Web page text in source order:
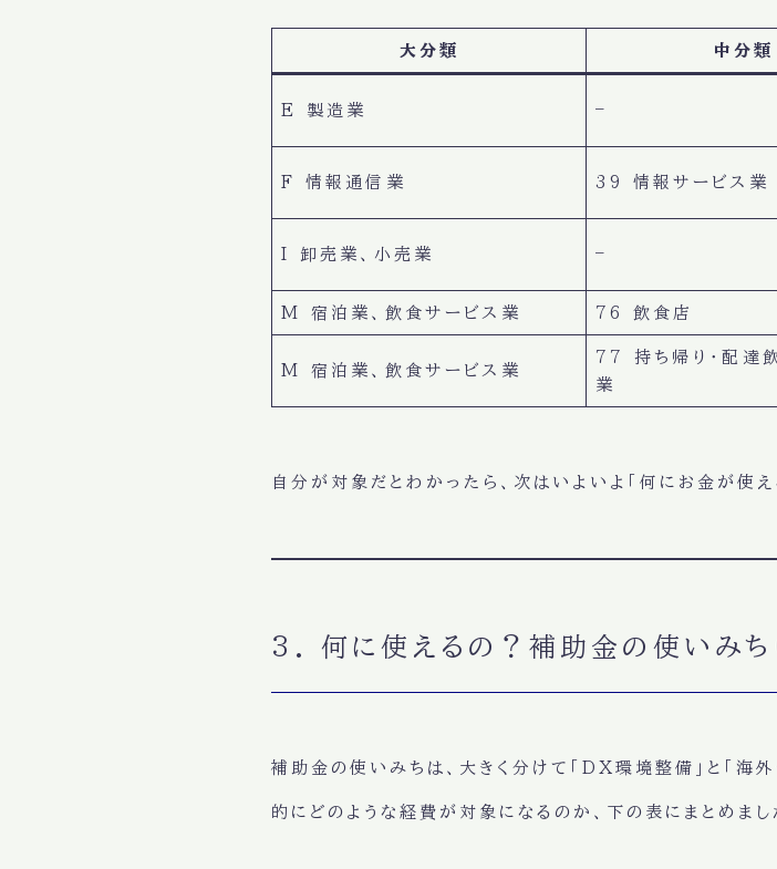
大分類 中分類
E 製造業 –
F 情報通信業 39 情報サービス業
I 卸売業、小売業 –
M 宿泊業、飲食サービス業 76 飲食店
M 宿泊業、飲食サービス業
77 持ち帰り・配達
業
自分が対象だとわかったら、次はいよいよ「何にお金が使え
3. 何に使えるの？補助金の使いみち
補助金の使いみちは、大きく分けて 「DX環境整備」と「海
的にどのような経費が対象になるのか、下の表にまとめまし